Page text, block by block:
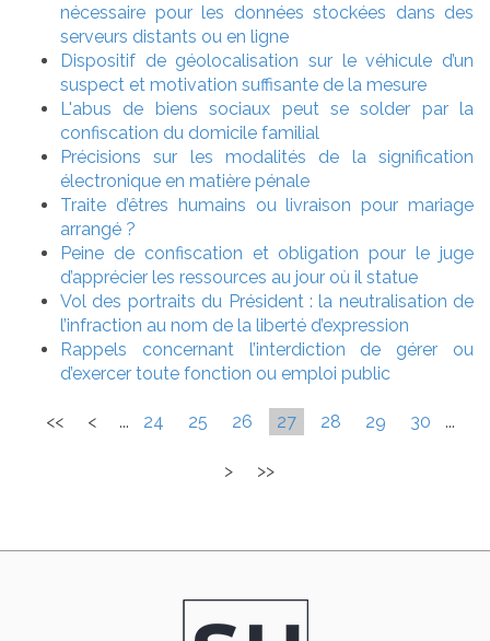
nécessaire pour les données stockées dans des
serveurs distants ou en ligne
Dispositif de géolocalisation sur le véhicule d’un
suspect et motivation suffisante de la mesure
L'abus de biens sociaux peut se solder par la
confiscation du domicile familial
Précisions sur les modalités de la signification
électronique en matière pénale
Traite d’êtres humains ou livraison pour mariage
arrangé ?
Peine de confiscation et obligation pour le juge
d’apprécier les ressources au jour où il statue
Vol des portraits du Président : la neutralisation de
l’infraction au nom de la liberté d’expression
Rappels concernant l’interdiction de gérer ou
d’exercer toute fonction ou emploi public
<< < ... 24 25 26 27 28 29 30 ...
> >>